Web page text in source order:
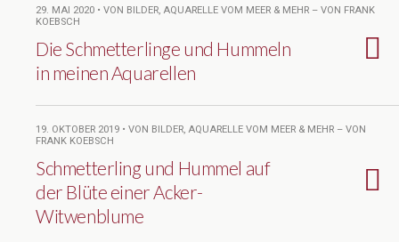
29. MAI 2020 • VON BILDER, AQUARELLE VOM MEER & MEHR – VON FRANK
KOEBSCH
Die Schmetterlinge und Hummeln
in meinen Aquarellen
19. OKTOBER 2019 • VON BILDER, AQUARELLE VOM MEER & MEHR – VON
FRANK KOEBSCH
Schmetterling und Hummel auf
der Blüte einer Acker-
Witwenblume